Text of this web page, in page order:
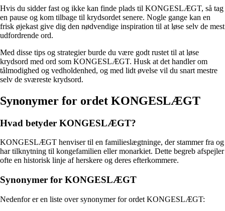
Hvis du sidder fast og ikke kan finde plads til KONGESLÆGT, så tag
en pause og kom tilbage til krydsordet senere. Nogle gange kan en
frisk øjekast give dig den nødvendige inspiration til at løse selv de mest
udfordrende ord.
Med disse tips og strategier burde du være godt rustet til at løse
krydsord med ord som KONGESLÆGT. Husk at det handler om
tålmodighed og vedholdenhed, og med lidt øvelse vil du snart mestre
selv de sværeste krydsord.
Synonymer for ordet KONGESLÆGT
Hvad betyder KONGESLÆGT?
KONGESLÆGT henviser til en familieslægtninge, der stammer fra og
har tilknytning til kongefamilien eller monarkiet. Dette begreb afspejler
ofte en historisk linje af herskere og deres efterkommere.
Synonymer for KONGESLÆGT
Nedenfor er en liste over synonymer for ordet KONGESLÆGT: